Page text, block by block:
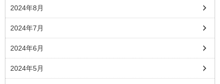
2024年8月
2024年7月
2024年6月
2024年5月